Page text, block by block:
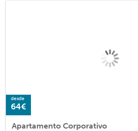
desde
64€
Apartamento Corporativo